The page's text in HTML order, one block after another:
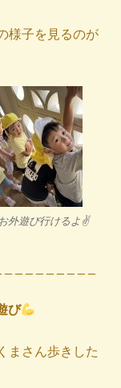
様子を見るのが
外遊び行けるよ✌️
び
まさん歩きした